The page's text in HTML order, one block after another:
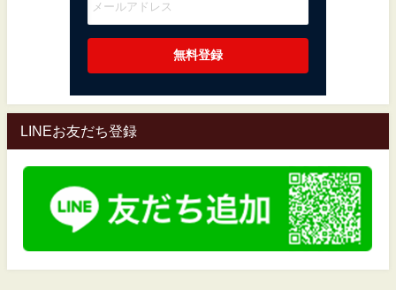
LINEお友だち登録